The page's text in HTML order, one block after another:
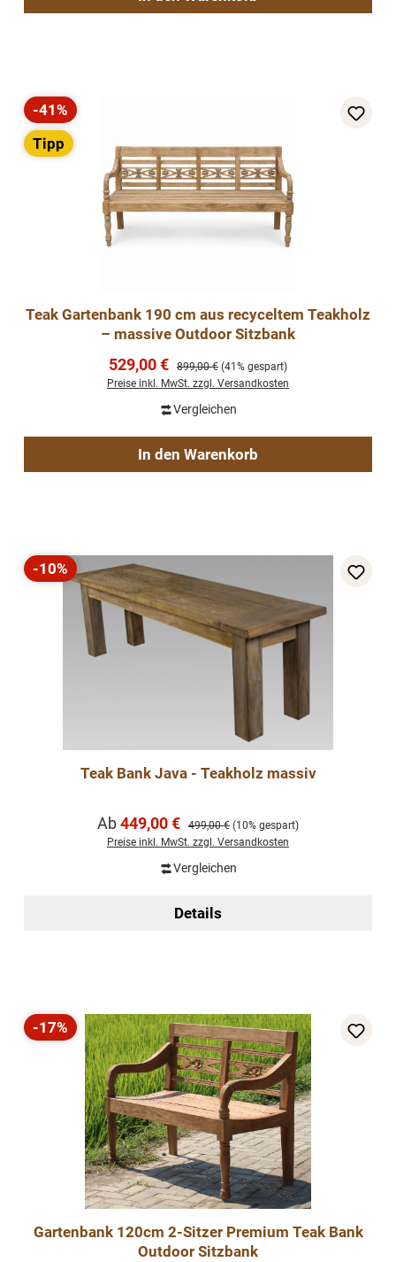
Rabatt
-41%
Tipp
Teak Gartenbank 190 cm aus recyceltem Teakholz
– massive Outdoor Sitzbank
Verkaufspreis:
529,00 € Regulärer Preis:
899,00 € (41% gespart)
Preise inkl. MwSt. zzgl. Versandkosten
Vergleichen
In den Warenkorb
Rabatt
-10%
Teak Bank Java - Teakholz massiv
Verkaufspreis:
Ab449,00 € Regulärer Preis:
499,00 € (10% gespart)
Preise inkl. MwSt. zzgl. Versandkosten
Vergleichen
Details
Rabatt
-17%
Gartenbank 120cm 2-Sitzer Premium Teak Bank
Outdoor Sitzbank